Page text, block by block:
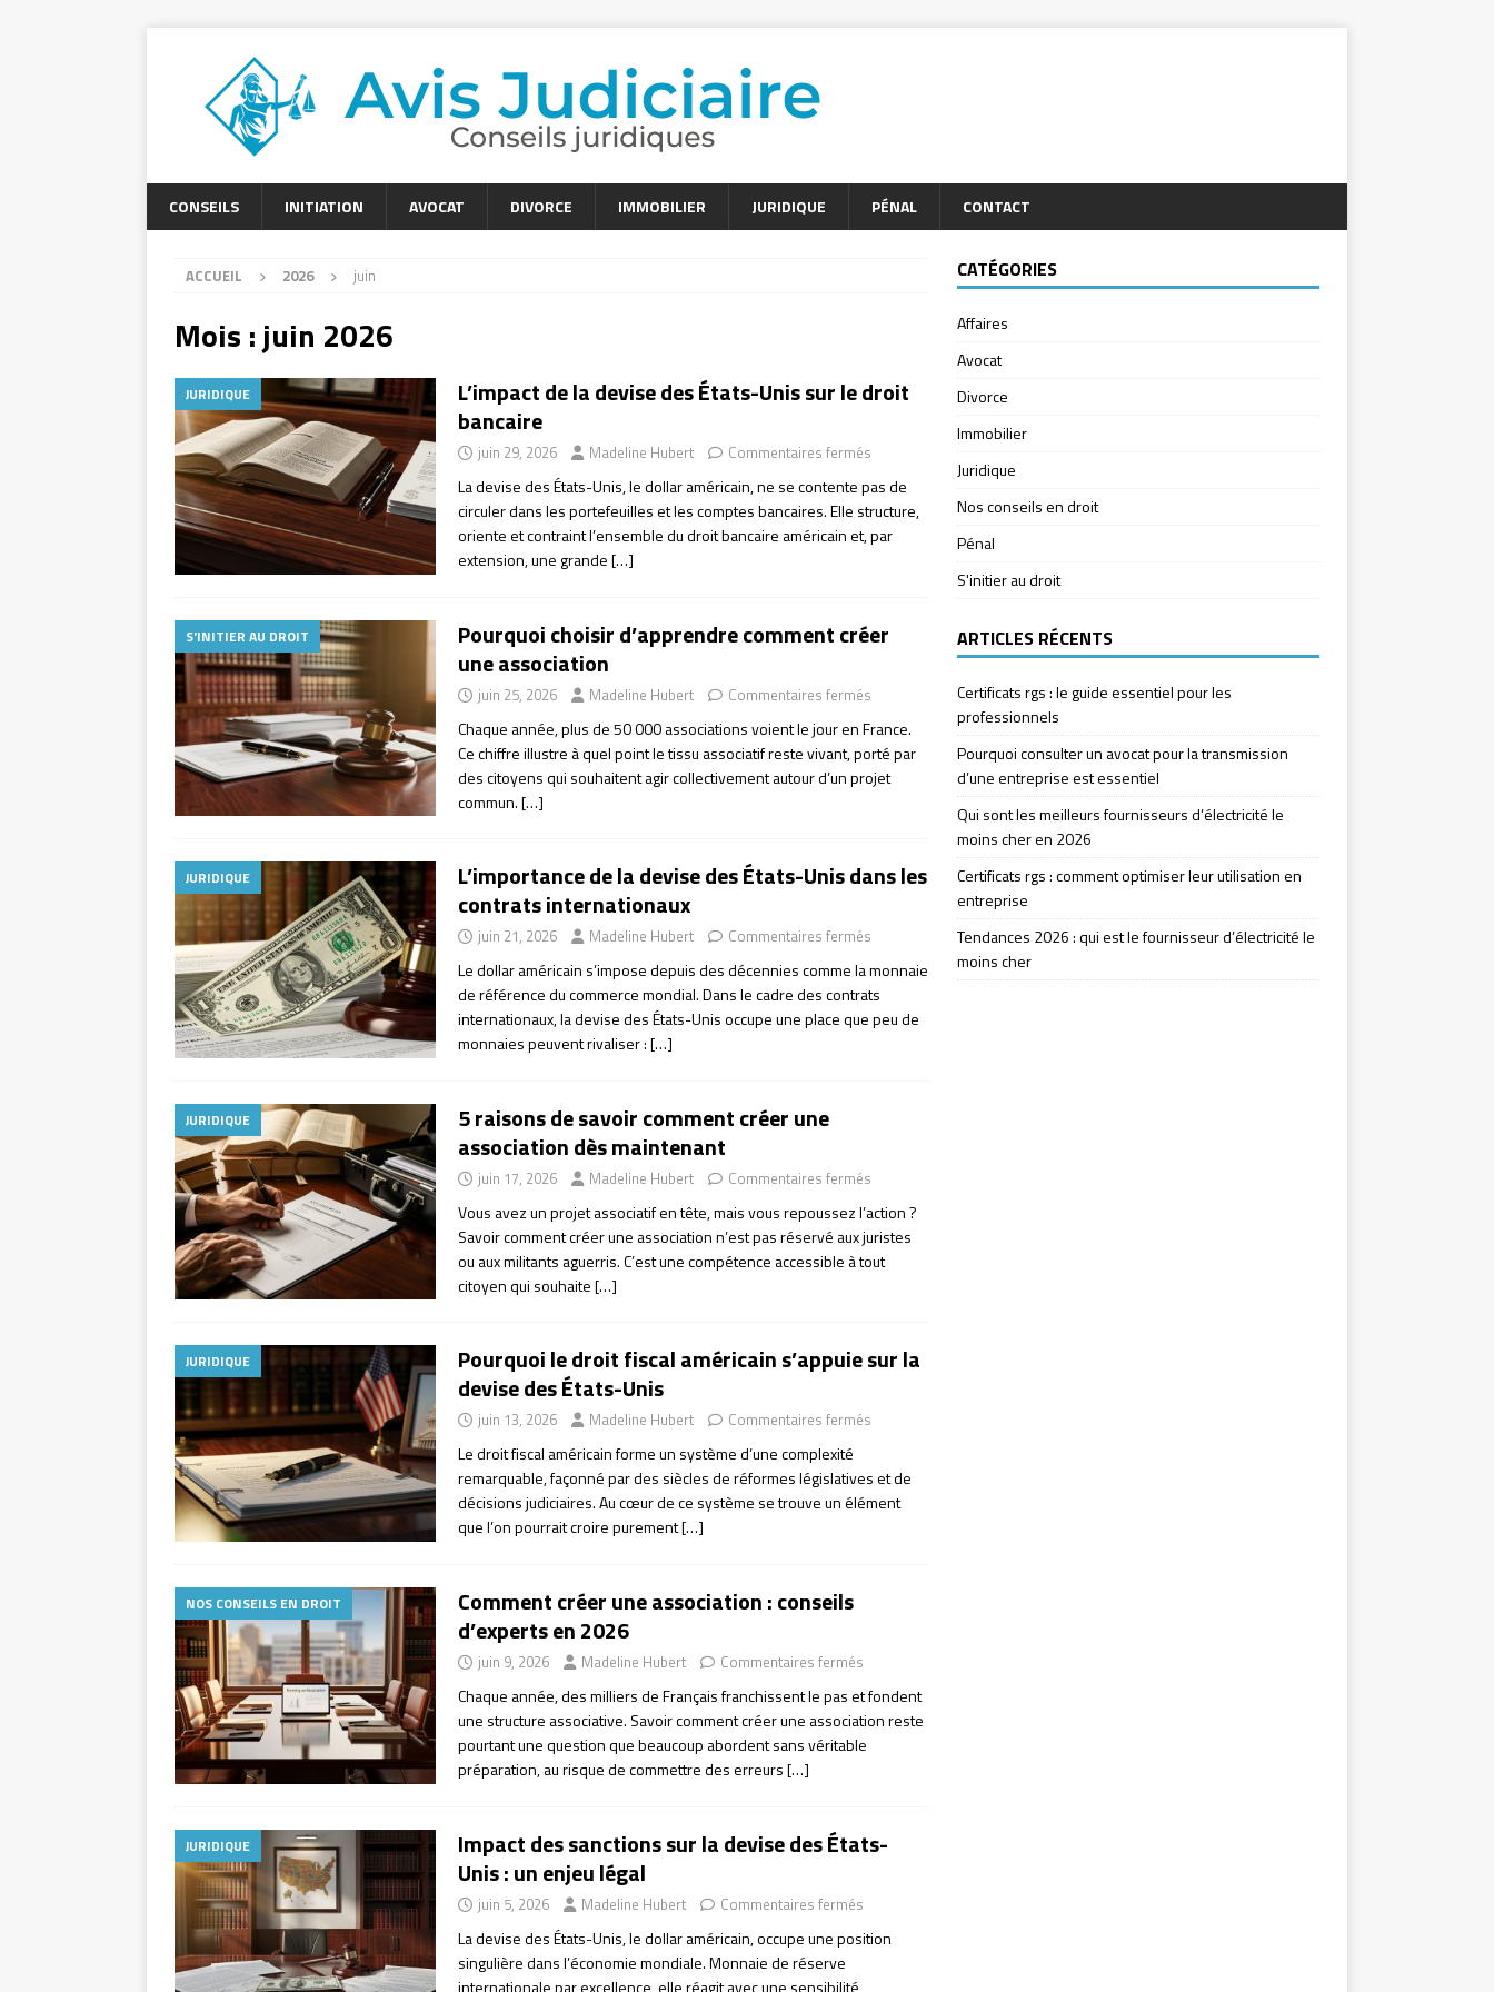
CONSEILS INITIATION AVOCAT DIVORCE IMMOBILIER JURIDIQUE PÉNAL CONTACT
ACCUEIL 2026 juin
Mois :juin 2026
JURIDIQUE
L’impact de la devise des États-Unis sur le droit
bancaire
juin 29, 2026 Madeline Hubert Commentaires fermés
La devise des États-Unis, le dollar américain, ne se contente pas de
circuler dans les portefeuilles et les comptes bancaires. Elle structure,
oriente et contraint l’ensemble du droit bancaire américain et, par
extension, une grande[…]
S'INITIER AU DROIT
Pourquoi choisir d’apprendre comment créer
une association
juin 25, 2026 Madeline Hubert Commentaires fermés
Chaque année, plus de 50 000 associations voient le jour en France.
Ce chiffre illustre à quel point le tissu associatif reste vivant, porté par
des citoyens qui souhaitent agir collectivement autour d’un projet
commun.[…]
JURIDIQUE
L’importance de la devise des États-Unis dans les
contrats internationaux
juin 21, 2026 Madeline Hubert Commentaires fermés
Le dollar américain s’impose depuis des décennies comme la monnaie
de référence du commerce mondial. Dans le cadre des contrats
internationaux, la devise des États-Unis occupe une place que peu de
monnaies peuvent rivaliser :[…]
JURIDIQUE
5 raisons de savoir comment créer une
association dès maintenant
juin 17, 2026 Madeline Hubert Commentaires fermés
Vous avez un projet associatif en tête, mais vous repoussez l’action ?
Savoir comment créer une association n’est pas réservé aux juristes
ou aux militants aguerris. C’est une compétence accessible à tout
citoyen qui souhaite[…]
JURIDIQUE
Pourquoi le droit fiscal américain s’appuie sur la
devise des États-Unis
juin 13, 2026 Madeline Hubert Commentaires fermés
Le droit fiscal américain forme un système d’une complexité
remarquable, façonné par des siècles de réformes législatives et de
décisions judiciaires. Au cœur de ce système se trouve un élément
que l’on pourrait croire purement[…]
NOS CONSEILS EN DROIT
Comment créer une association : conseils
d’experts en 2026
juin 9, 2026 Madeline Hubert Commentaires fermés
Chaque année, des milliers de Français franchissent le pas et fondent
une structure associative. Savoir comment créer une association reste
pourtant une question que beaucoup abordent sans véritable
préparation, au risque de commettre des erreurs[…]
JURIDIQUE
Impact des sanctions sur la devise des États-
Unis : un enjeu légal
juin 5, 2026 Madeline Hubert Commentaires fermés
La devise des États-Unis, le dollar américain, occupe une position
singulière dans l’économie mondiale. Monnaie de réserve
internationale par excellence, elle réagit avec une sensibilité
CATÉGORIES
Affaires
Avocat
Divorce
Immobilier
Juridique
Nos conseils en droit
Pénal
S'initier au droit
ARTICLES RÉCENTS
Certificats rgs : le guide essentiel pour les
professionnels
Pourquoi consulter un avocat pour la transmission
d’une entreprise est essentiel
Qui sont les meilleurs fournisseurs d’électricité le
moins cher en 2026
Certificats rgs : comment optimiser leur utilisation en
entreprise
Tendances 2026 : qui est le fournisseur d’électricité le
moins cher